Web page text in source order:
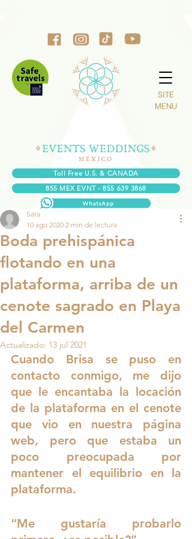
855 MEX EVNT - 855 639 3868
SITE
MENU
Toll Free U.S. & CANADA
Boda prehispánica
flotando en una
plataforma, arriba de un
cenote sagrado en Playa
del Carmen
Sara
10 ago 2020 2 min de lectura
Actualizado: 13 jul 2021
Cuando Brisa se puso en
contacto conmigo, me dijo
que le encantaba la locación
de la plataforma en el cenote
que vio en nuestra página
web, pero que estaba un
poco preocupada por
mantener el equilibrio en la
plataforma.
“Me gustaría probarlo